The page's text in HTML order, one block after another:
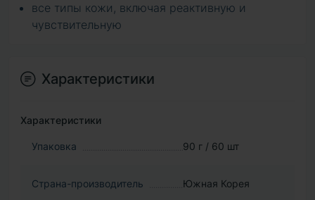
все типы кожи, включая реактивную и
чувствительную
Характеристики
Характеристики
Упаковка 90 г / 60 шт
Страна-производитель Южная Корея